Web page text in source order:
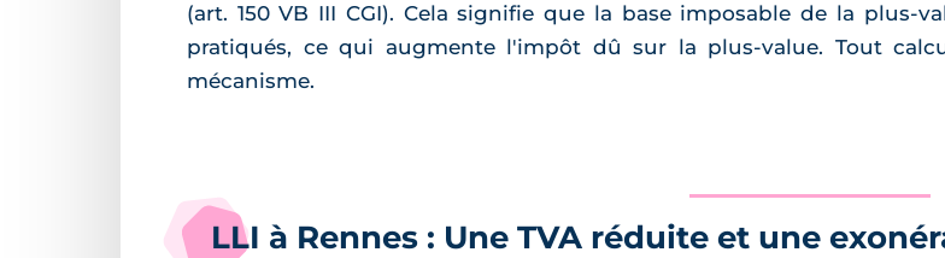
(art. 150 VB III CGI). Cela signifie que la base imposable de la plus-
pratiqués, ce qui augmente l'impôt dû sur la plus-value. Tout
mécanisme.
LLI à Rennes : Une TVA réduite et une